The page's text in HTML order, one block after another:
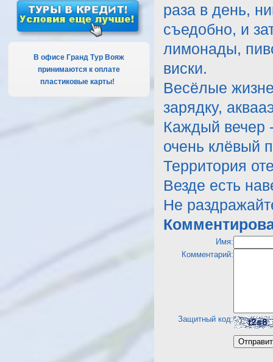
В офисе Гранд Тур Вояж
принимаются к оплате
пластиковые карты!
раза в день,
съедобно, и
лимонады,
виски.
Весёлые
зарядку,
Каждый вечер
очень клёвый
Территория
Везде есть
Не
Имя:
Комментарий:
Защитный код: